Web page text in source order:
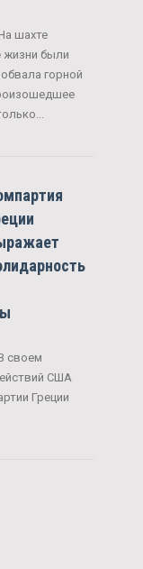
шахте
жизни были
горной
своем
США
Греции